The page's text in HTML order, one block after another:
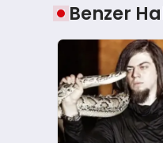
Benzer